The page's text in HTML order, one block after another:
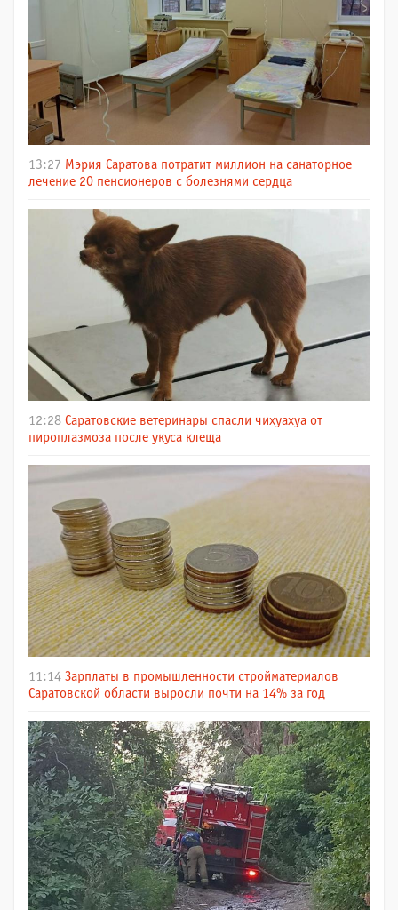
13:27 Мэрия Саратова потратит миллион на санаторное
лечение 20 пенсионеров с болезнями сердца
12:28 Саратовские ветеринары спасли чихуахуа от
пироплазмоза после укуса клеща
11:14 Зарплаты в промышленности стройматериалов
Саратовской области выросли почти на 14% за год